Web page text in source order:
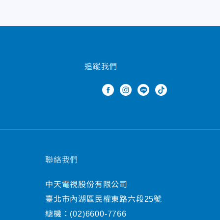
追蹤我們
聯絡我們
中天電視股份有限公司
臺北市內湖區民權東路六段25號
總機： (02)6600-7766